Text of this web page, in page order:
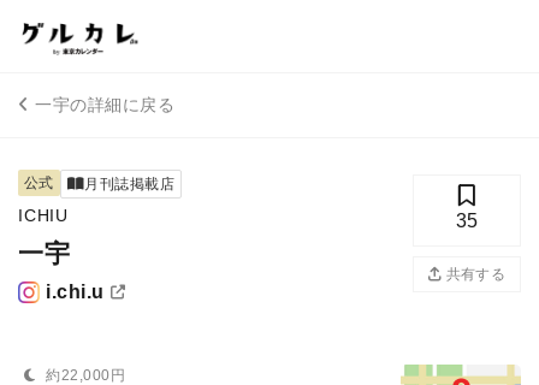
一宇の詳細に戻る
公式 月刊誌掲載店
ICHIU
一宇
i.chi.u
35
共有する
約22,000円